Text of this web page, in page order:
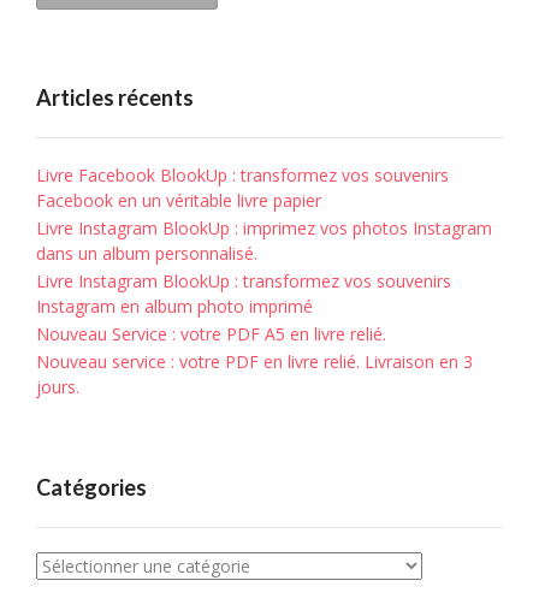
Articles récents
Livre Facebook BlookUp : transformez vos souvenirs
Facebook en un véritable livre papier
Livre Instagram BlookUp : imprimez vos photos Instagram
dans un album personnalisé.
Livre Instagram BlookUp : transformez vos souvenirs
Instagram en album photo imprimé
Nouveau Service : votre PDF A5 en livre relié.
Nouveau service : votre PDF en livre relié. Livraison en 3
jours.
Catégories
Catégories